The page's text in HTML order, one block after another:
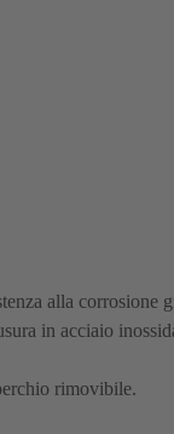
alla corrosione
in acciaio
rimovibile.